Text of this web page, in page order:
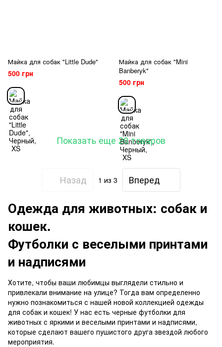
Майка для собак "Little Dude"
500 грн
Майка для собак "Mini
Banberyk"
500 грн
Показать еще 20 товаров
Назад 1 из 3 Вперед
Одежда для животных: собак и
кошек.
Футболки с веселыми принтами
и надписями
Хотите, чтобы ваши любимцы выглядели стильно и
привлекали внимание на улице? Тогда вам определенно
нужно познакомиться с нашей новой коллекцией одежды
для собак и кошек! У нас есть черные футболки для
животных с яркими и веселыми принтами и надписями,
которые сделают вашего пушистого друга звездой любого
мероприятия.